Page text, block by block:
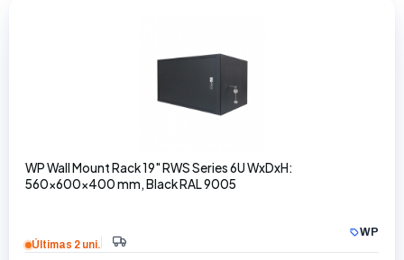
WP Wall Mount Rack 19" RWS Series 6U WxDxH:
560x600x400 mm, Black RAL 9005
WP
Últimas 2 uni.